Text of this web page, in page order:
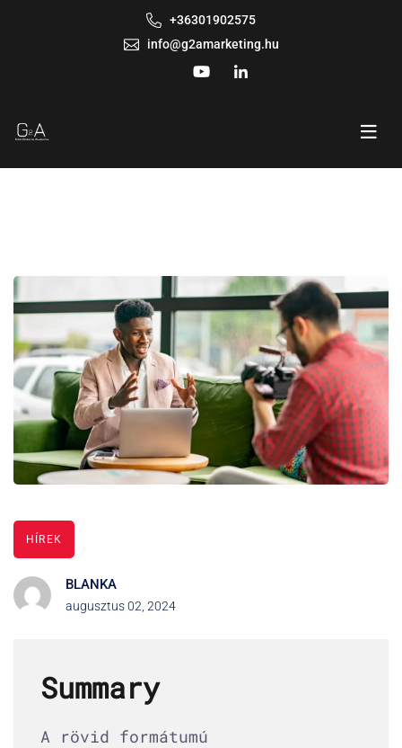
+36301902575
info@g2amarketing.hu
HÍREK
BLANKA
augusztus 02, 2024
Summary
A rövid formátumú